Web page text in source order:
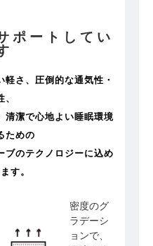
ポートしてい
さ、圧倒的な通気性・
、
清潔で心地よい睡眠環境
ための
ブのテクノロジーに込め
す。
密度のグ
ラデーシ
ョンで、